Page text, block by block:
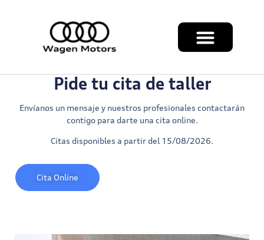
Pide tu cita de taller
Envíanos un mensaje y nuestros profesionales contactarán
contigo para darte una cita online.
Citas disponibles a partir del 15/08/2026.
Cita Online